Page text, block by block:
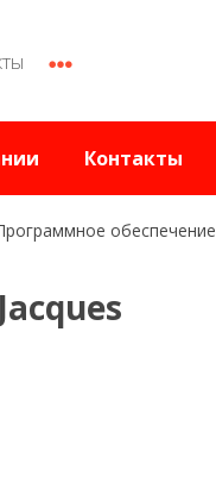
Контакты
обеспечение